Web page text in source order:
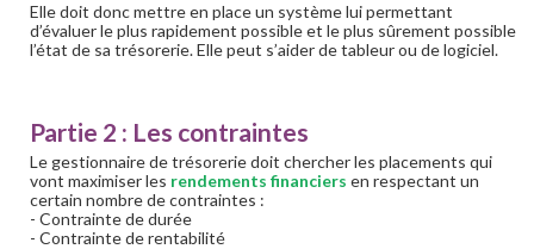
Elle doit donc mettre en place un système lui permettant
d’évaluer le plus rapidement possible et le plus sûrement possible
l’état de sa trésorerie. Elle peut s’aider de tableur ou de logiciel.
Partie 2 : Les contraintes
Le gestionnaire de trésorerie doit chercher les placements qui
vont maximiser les rendements financiers en respectant un
certain nombre de contraintes :
- Contrainte de durée
- Contrainte de rentabilité